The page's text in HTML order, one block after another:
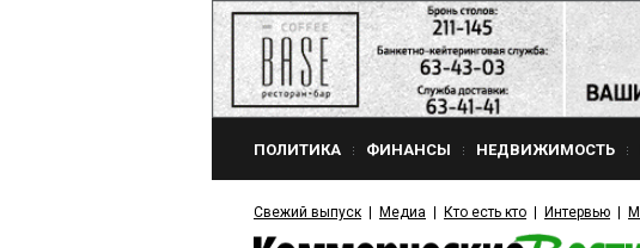
ПОЛИТИКА ФИНАНСЫ НЕДВИЖИМОСТЬ
Свежий выпуск Медиа Кто есть кто Интервью